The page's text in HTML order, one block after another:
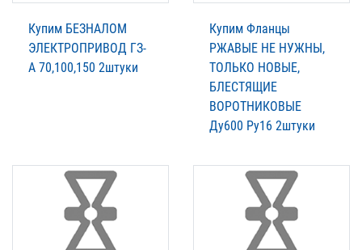
Купим БЕЗНАЛОМ
ЭЛЕКТРОПРИВОД ГЗ-
А 70,100,150 2штуки
Купим Фланцы
РЖАВЫЕ НЕ НУЖНЫ,
ТОЛЬКО НОВЫЕ,
БЛЕСТЯЩИЕ
ВОРОТНИКОВЫЕ
Ду600 Ру16 2штуки